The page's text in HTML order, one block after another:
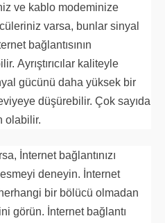
ve kablo modeminize
varsa, bunlar sinyal
bağlantısının
Ayrıştırıcılar kaliteyle
gücünü daha yüksek bir
düşürebilir. Çok sayıda
olabilir.
İnternet bağlantınızı
deneyin. İnternet
bir bölücü olmadan
görün. İnternet bağlantı